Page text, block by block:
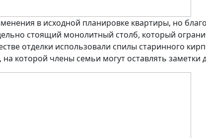
в исходной планировке квартиры, но
стоящий монолитный столб, который
отделки использовали спилы старинного
которой члены семьи могут оставлять